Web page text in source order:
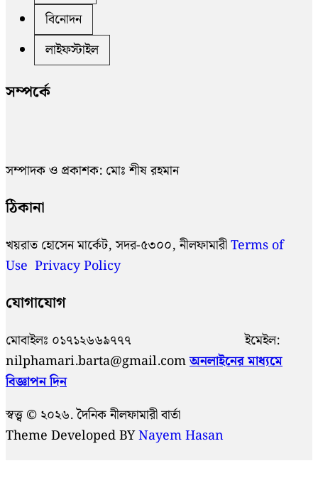
বিনোদন
লাইফস্টাইল
সম্পর্কে
সম্পাদক ও প্রকাশক: মোঃ শীষ রহমান
ঠিকানা
খয়রাত হোসেন মার্কেট, সদর-৫৩০০, নীলফামারীTerms of
Use Privacy Policy
যোগাযোগ
মোবাইলঃ ০১৭১২৬৬৯৭৭৭ ইমেইল:
nilphamari.barta@gmail.comঅনলাইনের মাধ্যমে
বিজ্ঞাপন দিন
স্বত্ত্ব © ২০২৬. দৈনিক নীলফামারী বার্তা
Theme Developed BYNayem Hasan